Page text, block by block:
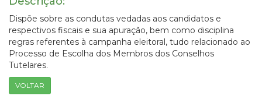
Dispõe sobre as condutas vedadas aos candidatos e
respectivos fiscais e sua apuração, bem como disciplina
regras referentes à campanha eleitoral, tudo relacionado ao
Processo de Escolha dos Membros dos Conselhos
Tutelares.
VOLTAR